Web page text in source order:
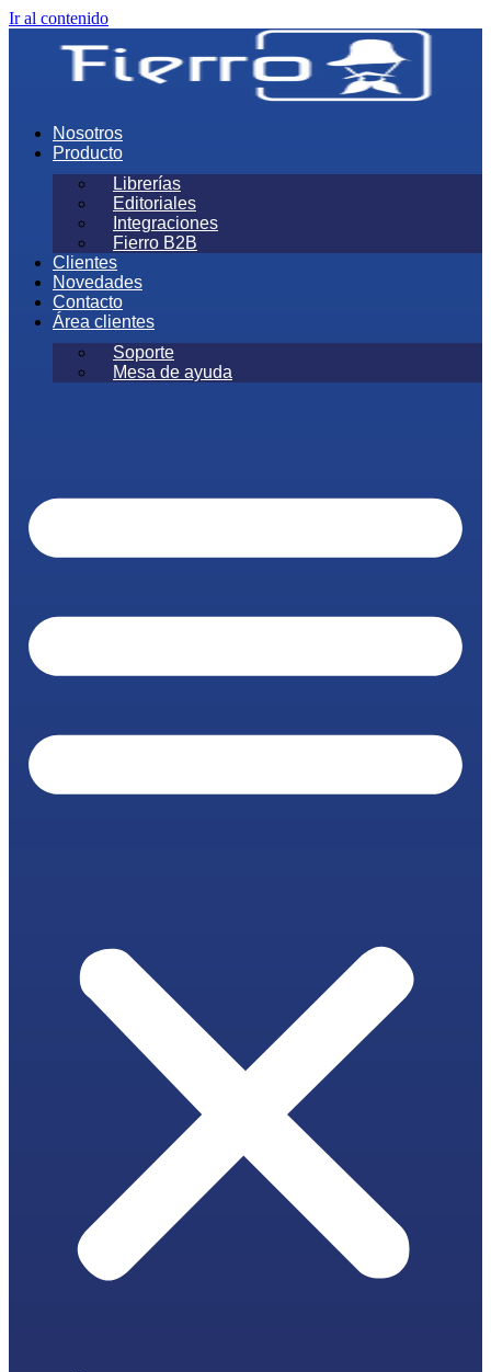
Ir al contenido
Nosotros
Producto
Librerías
Editoriales
Integraciones
Fierro B2B
Clientes
Novedades
Contacto
Área clientes
Soporte
Mesa de ayuda